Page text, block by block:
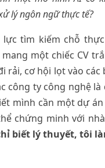
lý ngôn ngữ thực tế?
lực tìm kiếm chỗ
một chiếc CV
rải, cơ hội lọt vào các
công ty công nghệ
mình cần một dự
chứng minh với
biết lý thuyết, tôi